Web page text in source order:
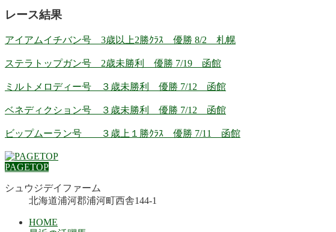
レース結果
アイアムイチバン号 3歳以上2勝ｸﾗｽ 優勝 8/2 札幌
ステラトップガン号 2歳未勝利 優勝 7/19 函館
ミルトメロディー号 ３歳未勝利 優勝 7/12 函館
ベネディクション号 ３歳未勝利 優勝 7/12 函館
ビップムーラン号 ３歳上１勝ｸﾗｽ 優勝 7/11 函館
PAGETOP
シュウジデイファーム
北海道浦河郡浦河町西舎144-1
HOME